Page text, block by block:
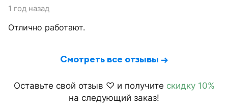
1 год назад
Отлично работают.
Смотреть все отзывы →
Оставьте свой отзыв ♡ и получите скидку 10%
на следующий заказ!